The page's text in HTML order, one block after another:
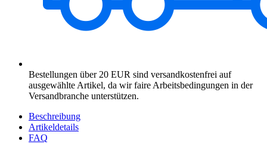
Bestellungen über 20 EUR sind versandkostenfrei auf
ausgewählte Artikel, da wir faire Arbeitsbedingungen in der
Versandbranche unterstützen.
Beschreibung
Artikeldetails
FAQ